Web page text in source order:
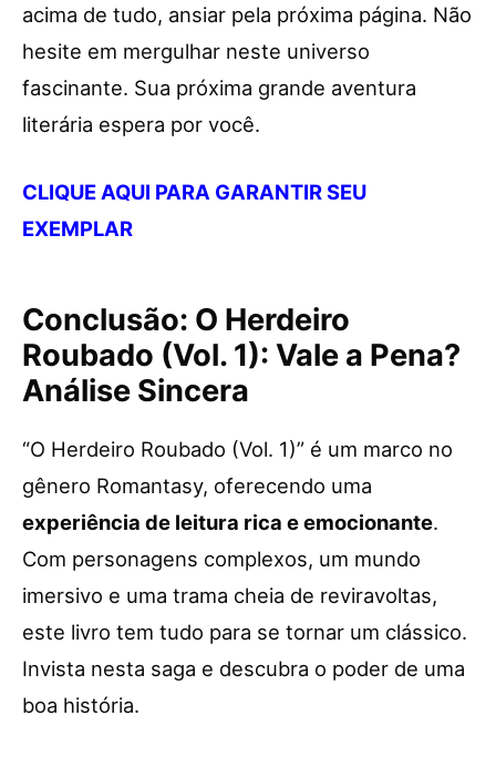
acima de tudo, ansiar pela próxima página. Não
hesite em mergulhar neste universo
fascinante. Sua próxima grande aventura
literária espera por você.
CLIQUE AQUI PARA GARANTIR SEU
EXEMPLAR
Conclusão: O Herdeiro
Roubado (Vol. 1): Vale a Pena?
Análise Sincera
“O Herdeiro Roubado (Vol. 1)” é um marco no
gênero Romantasy, oferecendo uma
experiência de leitura rica e emocionante.
Com personagens complexos, um mundo
imersivo e uma trama cheia de reviravoltas,
este livro tem tudo para se tornar um clássico.
Invista nesta saga e descubra o poder de uma
boa história.